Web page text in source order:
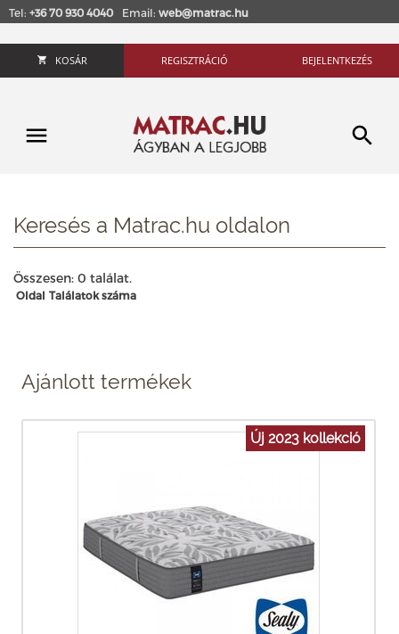
Tel: +36 70 930 4040 Email: web@matrac.hu
KOSÁR REGISZTRÁCIÓ BEJELENTKEZÉS
Keresés a Matrac.hu oldalon
Összesen: 0 találat.
Oldal Találatok száma
Ajánlott termékek
Új 2023 kollekció